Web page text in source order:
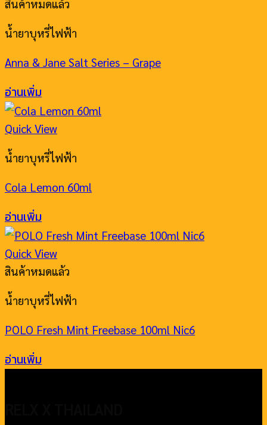
สินค้าหมดแล้ว
น้ำยาบุหรี่ไฟฟ้า
Anna & Jane Salt Series – Grape
อ่านเพิ่ม
Quick View
น้ำยาบุหรี่ไฟฟ้า
Cola Lemon 60ml
อ่านเพิ่ม
Quick View
สินค้าหมดแล้ว
น้ำยาบุหรี่ไฟฟ้า
POLO Fresh Mint Freebase 100ml Nic6
อ่านเพิ่ม